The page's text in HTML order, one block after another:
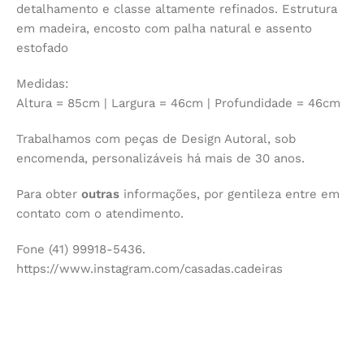
detalhamento e classe altamente refinados. Estrutura
em madeira, encosto com palha natural e assento
estofado
Medidas:
Altura = 85cm | Largura = 46cm | Profundidade = 46cm
Trabalhamos com peças de Design Autoral, sob
encomenda, personalizáveis há mais de 30 anos.
Para obter outras informações, por gentileza entre em
contato com o atendimento.
Fone (41) 99918-5436.
https://www.instagram.com/casadas.cadeiras